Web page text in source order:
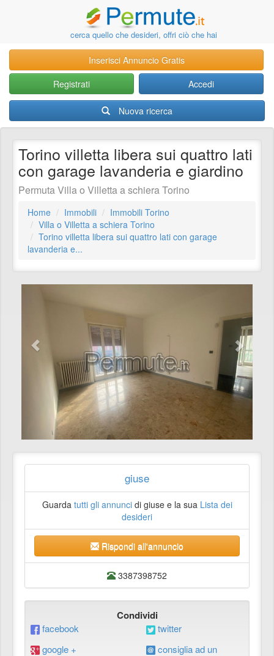
cerca quello che desideri, offri ciò che hai
Inserisci Annuncio Gratis
Registrati
Accedi
Nuova ricerca
Torino villetta libera sui quattro lati
con garage lavanderia e giardino
Permuta Villa o Villetta a schiera Torino
Home Immobili
Immobili Torino
Villa o Villetta a schiera Torino
Torino villetta libera sui quattro lati con garage
lavanderia e...
giuse
Guarda tutti gli annuncidi giuse e la sua Lista dei
desideri
Rispondi all'annuncio
3387398752
Condividi
facebook
twitter
google +
consiglia ad un